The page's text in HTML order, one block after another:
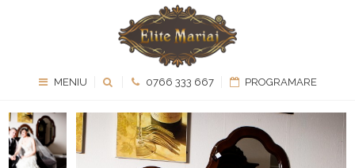
MENIU 0766 333 667 PROGRAMARE